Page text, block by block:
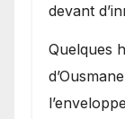
devant
Quelques